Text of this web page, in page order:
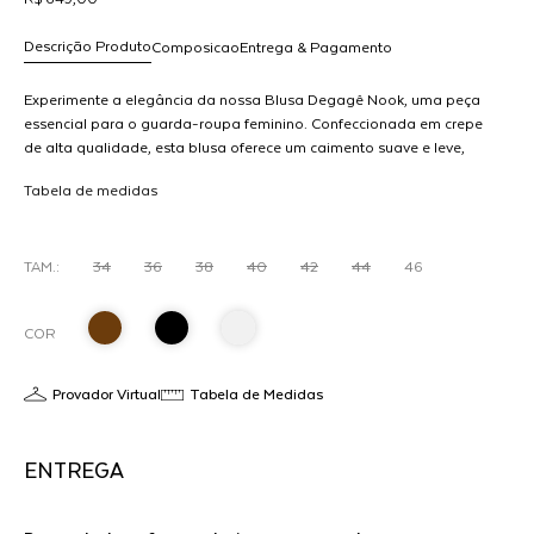
Composicao
Descrição Produto Entrega & Pagamento
Experimente a elegância da nossa Blusa Degagê Nook, uma peça
essencial para o guarda-roupa feminino. Confeccionada em crepe
de alta qualidade, esta blusa oferece um caimento suave e leve,
atemporal e detalhes delicados, como mangas levemente
para uma ocasião especial. Disponível em uma paleta de cores
permitindo que você crie diferentes estilos com facilidade. MODELO
VESTE 36
Tabela de medidas
TAM.: 34 36 38 40 42 44 46
COR
Provador Virtual Tabela de Medidas
ENTREGA